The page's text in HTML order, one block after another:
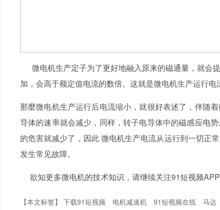
微电机生产定子为了更好地融入原来的磁通量，就会
加，会高于额定值电流的数倍。这就是微电机生产运行电
那麼微电机生产运行后电流缩小，就很好表述了，伴随
导体的速率就会减少，同样，转子电导体中的磁感应电
的危害就减少了，因此 微电机生产电流从运行到一切正
发生常见故障。
欲知更多微电机的技术知识，请继续关注91短视频
【本文标签】 下载91短视频 电机减速机 91短视频在线
马达